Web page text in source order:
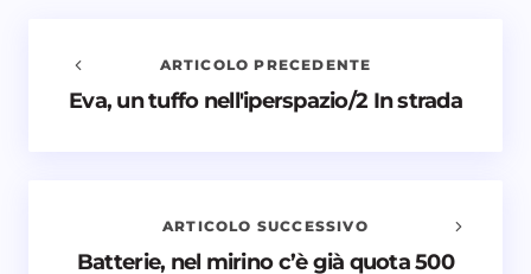
Nome *
Avvisami quando vengono aggiunti nuovi
ARTICOLO PRECEDENTE
Eva, un tuffo nell'iperspazio/2 In strada
ARTICOLO SUCCESSIVO
Batterie, nel mirino c’è già quota 500